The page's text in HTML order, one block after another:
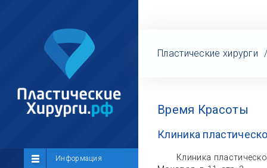
Информация
Сообщество
Пластические хирурги
Время Красоты
Клиника
Клиника